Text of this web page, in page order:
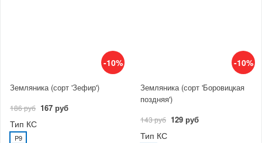
-10%
Земляника (сорт 'Зефир')
186 руб 167 руб
Тип КС
P9
-10%
Земляника (сорт 'Боровицкая
поздняя')
143 руб 129 руб
Тип КС